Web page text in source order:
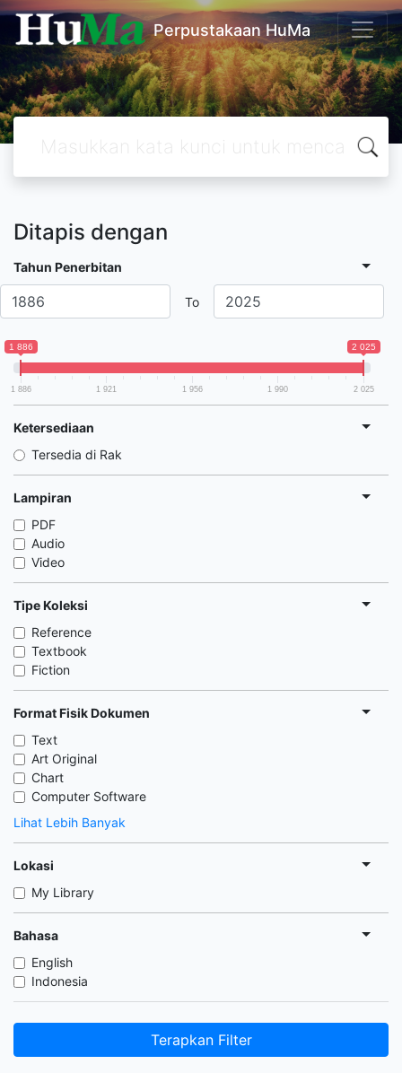
Perpustakaan HuMa
Ditapis dengan
Tahun Penerbitan
To
1 886 2 025
1 886 1 921 1 956 1 990 2 025
Ketersediaan
Tersedia di Rak
Lampiran
PDF
Audio
Video
Tipe Koleksi
Reference
Textbook
Fiction
Format Fisik Dokumen
Text
Art Original
Chart
Computer Software
Lihat Lebih Banyak
Lokasi
My Library
Bahasa
English
Indonesia
Terapkan Filter